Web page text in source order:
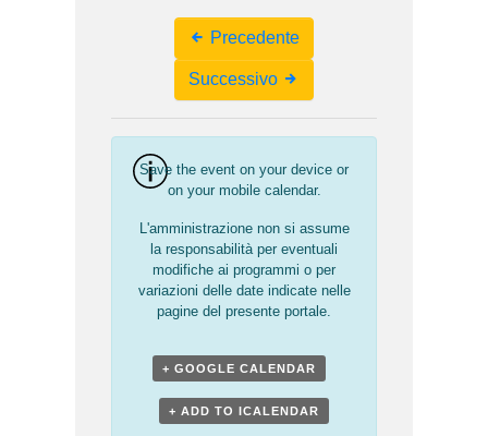
Navigation
Precedente
Successivo
Save the event on your device or
on your mobile calendar.
L'amministrazione non si assume
la responsabilità per eventuali
modifiche ai programmi o per
variazioni delle date indicate nelle
pagine del presente portale.
+ GOOGLE CALENDAR
+ ADD TO ICALENDAR